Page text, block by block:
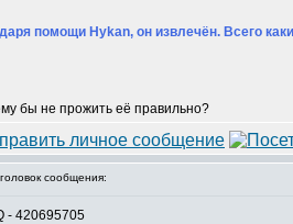
помощи Hykan, он извлечён. Всего
бы не прожить её правильно?
сообщения:
- 420695705